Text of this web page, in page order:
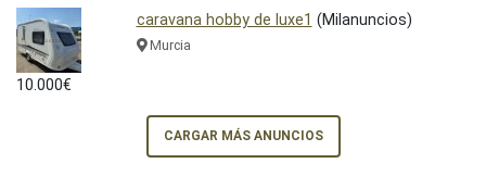
10.000€
caravana hobby de luxe1 (Milanuncios)
Murcia
CARGAR MÁS ANUNCIOS